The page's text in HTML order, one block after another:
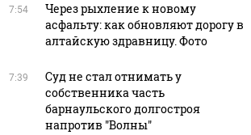
7:54
Через рыхление к новому
асфальту: как обновляют дорогу в
алтайскую здравницу. Фото
7:39
Суд не стал отнимать у
собственника часть
барнаульского долгостроя
напротив "Волны"